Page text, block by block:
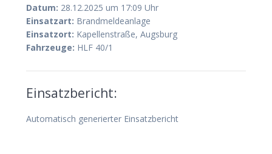
Datum: 28.12.2025 um 17:09 Uhr
Einsatzart: Brandmeldeanlage
Einsatzort: Kapellenstraße, Augsburg
Fahrzeuge: HLF 40/1
Einsatzbericht:
Automatisch generierter Einsatzbericht